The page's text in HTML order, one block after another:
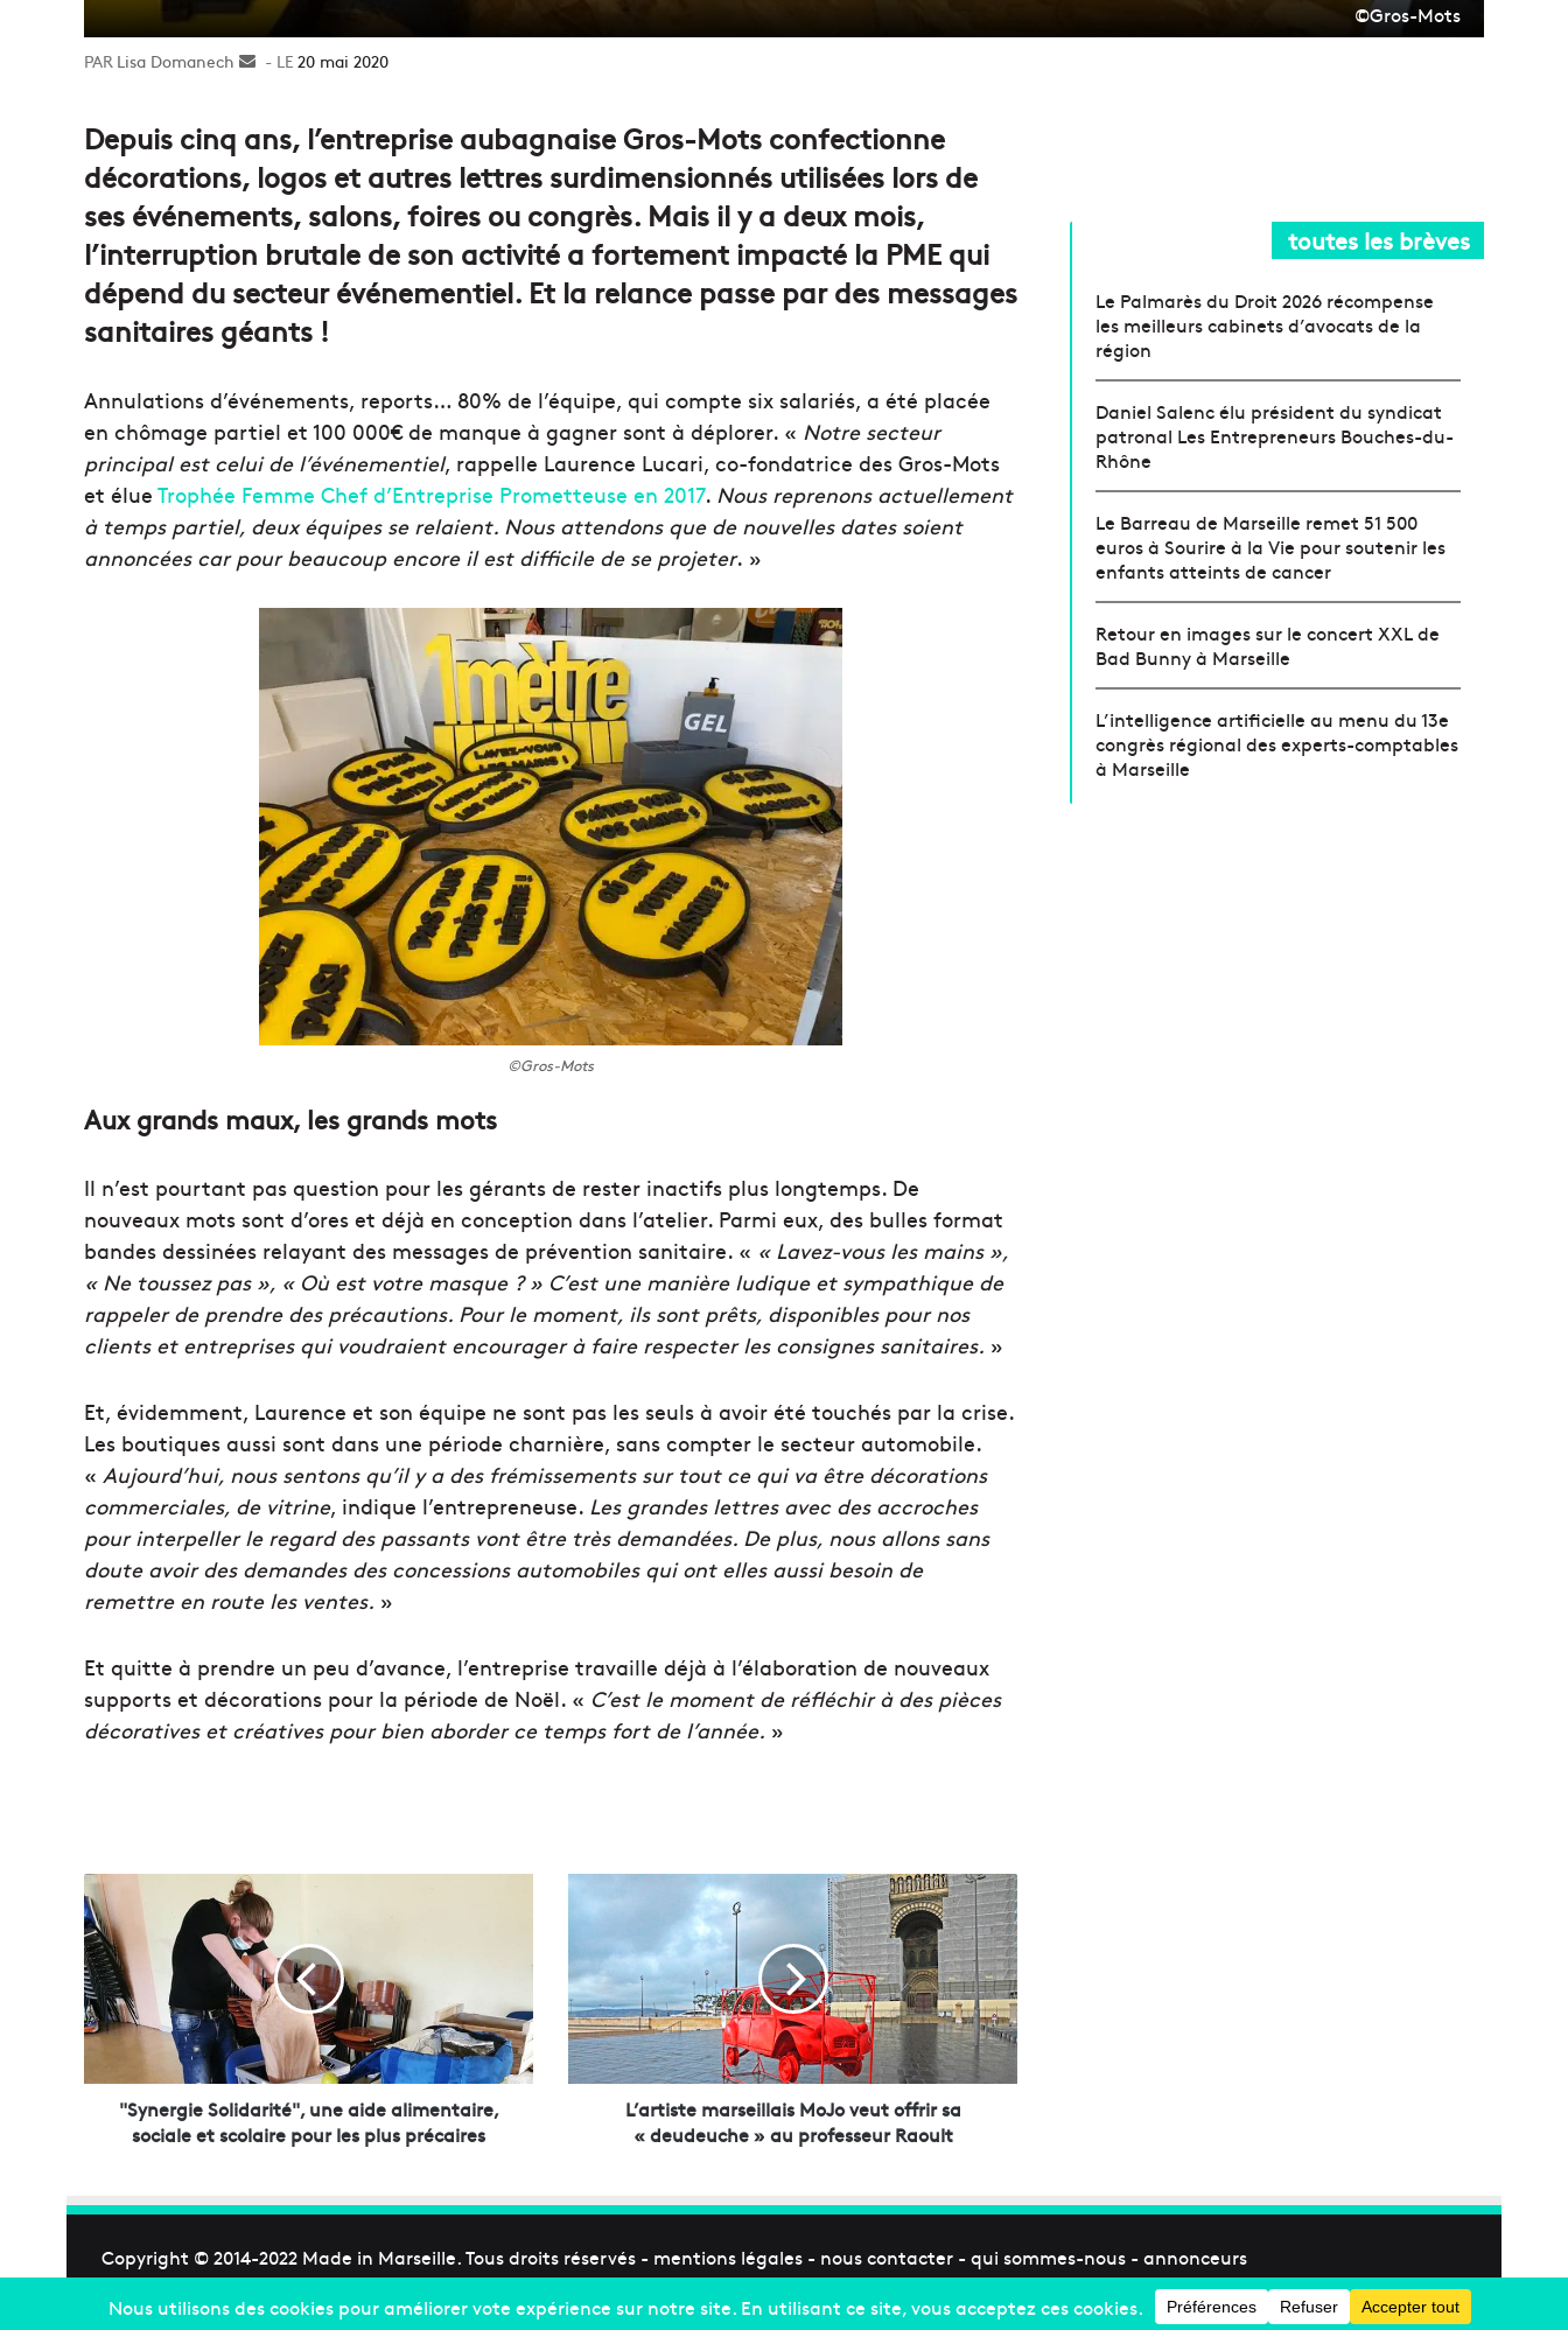
©Gros-Mots
Lisa Domanech
Envoyer20 mai 2020
Depuis cinq ans, l’entreprise aubagnaise Gros-Mots confectionne
décorations, logos et autres lettres surdimensionnés utilisées lors de
ses événements, salons, foires ou congrès. Mais il y a deux mois,
l’interruption brutale de son activité a fortement impacté la PME qui
dépend du secteur événementiel. Et la relance passe par des messages
sanitaires géants !
Annulations d’événements, reports… 80% de l’équipe, qui compte six salariés, a été placée
en chômage partiel et 100 000€ de manque à gagner sont à déplorer. « Notre secteur
principal est celui de l’événementiel, rappelle Laurence Lucari, co-fondatrice des Gros-Mots
et élue Trophée Femme Chef d’Entreprise Prometteuse en 2017. Nous reprenons actuellement
à temps partiel, deux équipes se relaient. Nous attendons que de nouvelles dates soient
annoncées car pour beaucoup encore il est difficile de se projeter. »
©Gros-Mots
Aux grands maux, les grands mots
Il n’est pourtant pas question pour les gérants de rester inactifs plus longtemps. De
nouveaux mots sont d’ores et déjà en conception dans l’atelier. Parmi eux, des bulles format
bandes dessinées relayant des messages de prévention sanitaire. « « Lavez-vous les mains »,
« Ne toussez pas », « Où est votre masque ? » C’est une manière ludique et sympathique de
rappeler de prendre des précautions. Pour le moment, ils sont prêts, disponibles pour nos
clients et entreprises qui voudraient encourager à faire respecter les consignes sanitaires. »
Et, évidemment, Laurence et son équipe ne sont pas les seuls à avoir été touchés par la crise.
Les boutiques aussi sont dans une période charnière, sans compter le secteur automobile.
« Aujourd’hui, nous sentons qu’il y a des frémissements sur tout ce qui va être décorations
commerciales, de vitrine, indique l’entrepreneuse. Les grandes lettres avec des accroches
pour interpeller le regard des passants vont être très demandées. De plus, nous allons sans
doute avoir des demandes des concessions automobiles qui ont elles aussi besoin de
remettre en route les ventes. »
Et quitte à prendre un peu d’avance, l’entreprise travaille déjà à l’élaboration de nouveaux
supports et décorations pour la période de Noël. « C’est le moment de réfléchir à des pièces
décoratives et créatives pour bien aborder ce temps fort de l’année. »
"
S
y
n
e
r
g
e
d
i
"Synergie Solidarité", une aide alimentaire,
sociale et scolaire pour les plus précaires
L
r
t
i
s
t
e
e
l
l
a
L’artiste marseillais MoJo veut offrir sa
« deudeuche » au professeur Raoult
toutes les brèves
Le Palmarès du Droit 2026 récompense
les meilleurs cabinets d’avocats de la
région
Daniel Salenc élu président du syndicat
patronal Les Entrepreneurs Bouches-du-
Rhône
Le Barreau de Marseille remet 51 500
euros à Sourire à la Vie pour soutenir les
enfants atteints de cancer
Retour en images sur le concert XXL de
Bad Bunny à Marseille
L’intelligence artificielle au menu du 13e
congrès régional des experts-comptables
à Marseille
Copyright © 2014-2022 Made in Marseille. Tous droits réservés - mentions légales - nous contacter - qui sommes-nous - annonceurs
Facebook
X Linkedin
YouTube
Instagram